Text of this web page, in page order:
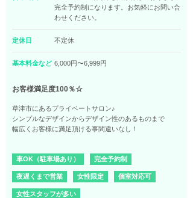
完全予約制になります。お気軽にお問い合
わせください。
定休日 不定休
基本料金など 6,000円〜6,999円
お客様満足度100％☆
草津市にあるプライベートサロン♪
シンプルなデザインからデザイン性のあるものまで
幅広くお客様に満足頂ける事間違いなし！
車OK（駐車場あり） 完全予約制
夜遅くまで営業 女性限定 個室対応可
女性スタッフが多い